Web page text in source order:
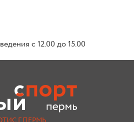
с 12.00 до 15.00